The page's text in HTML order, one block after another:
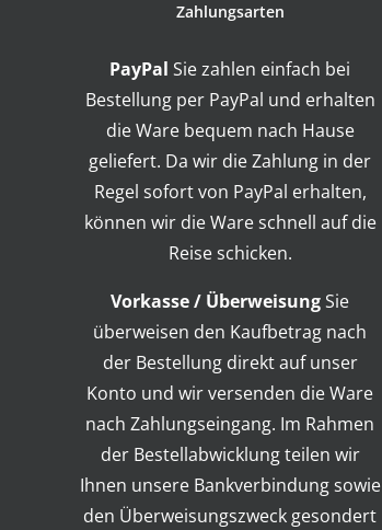
Zahlungsarten
PayPal Sie zahlen einfach bei
Bestellung per PayPal und erhalten
die Ware bequem nach Hause
geliefert. Da wir die Zahlung in der
Regel sofort von PayPal erhalten,
können wir die Ware schnell auf die
Reise schicken.
Vorkasse / ÜberweisungSie
überweisen den Kaufbetrag nach
der Bestellung direkt auf unser
Konto und wir versenden die Ware
nach Zahlungseingang. Im Rahmen
der Bestellabwicklung teilen wir
Ihnen unsere Bankverbindung sowie
den Überweisungszweck gesondert